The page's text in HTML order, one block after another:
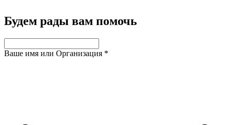
Будем рады вам помочь
Ваше имя или Организация *